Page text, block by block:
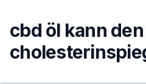
content
cbd öl kann den